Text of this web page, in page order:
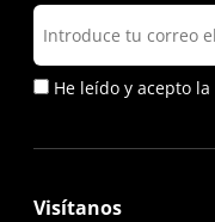
He leído y acepto la
Visítanos